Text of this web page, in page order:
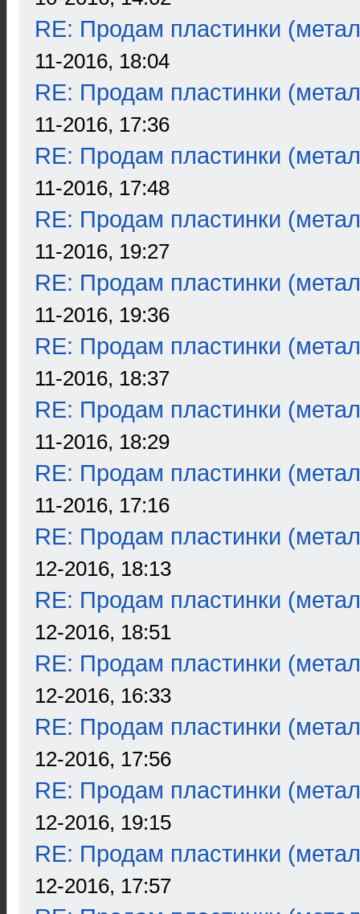
RE: Продам пластинки
11-2016, 18:04
RE: Продам пластинки
11-2016, 17:36
RE: Продам пластинки
11-2016, 17:48
RE: Продам пластинки
11-2016, 19:27
RE: Продам пластинки
11-2016, 19:36
RE: Продам пластинки
11-2016, 18:37
RE: Продам пластинки
11-2016, 18:29
RE: Продам пластинки
11-2016, 17:16
RE: Продам пластинки
12-2016, 18:13
RE: Продам пластинки
12-2016, 18:51
RE: Продам пластинки
12-2016, 16:33
RE: Продам пластинки
12-2016, 17:56
RE: Продам пластинки
12-2016, 19:15
RE: Продам пластинки
12-2016, 17:57